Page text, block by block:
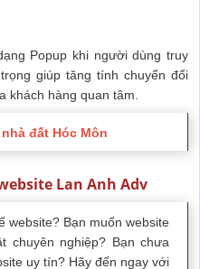
Popup khi người dùng truy
giúp tăng tính chuyển đổi
khách hàng quan tâm.
đất Hóc Môn
Lan Anh Adv
website? Bạn muốn website
chuyên nghiệp? Bạn chưa
uy tín? Hãy đến ngay với